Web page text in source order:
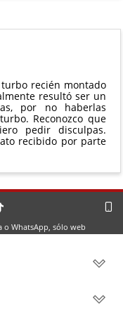
recién montado
resultó ser un
por no haberlas
Reconozco que
pedir disculpas.
recibido por parte
o WhatsApp, sólo web